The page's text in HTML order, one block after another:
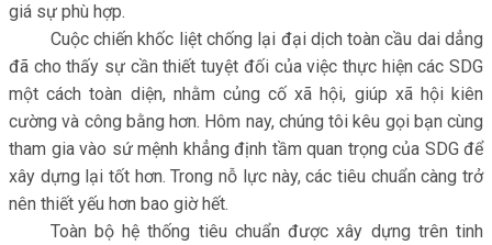
giá sự phù hợp.
Cuộc chiến khốc liệt chống lại đại dịch toàn cầu dai dẳng
đã cho thấy sự cần thiết tuyệt đối của việc thực hiện các SDG
một cách toàn diện, nhằm củng cố xã hội, giúp xã hội kiên
cường và công bằng hơn. Hôm nay, chúng tôi kêu gọi bạn cùng
tham gia vào sứ mệnh khẳng định tầm quan trọng của SDG để
xây dựng lại tốt hơn. Trong nỗ lực này, các tiêu chuẩn càng trở
nên thiết yếu hơn bao giờ hết.
Toàn bộ hệ thống tiêu chuẩn được xây dựng trên tinh